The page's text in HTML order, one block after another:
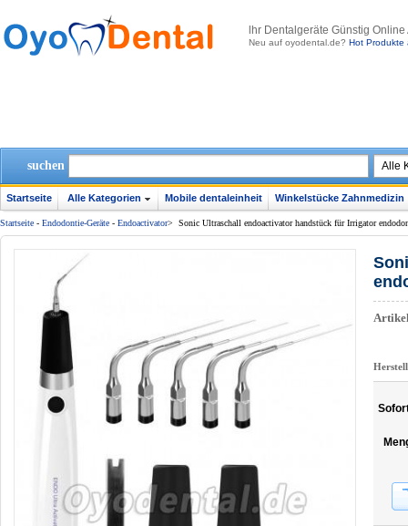
lhr Dentalgeräte Günstig
Neu auf oyodental.de? Hot Produkte
suchen
Startseite Alle Kategorien Mobile dentaleinheit Winkelstücke Zahnmedizin
Startseite - Endodontie-Geräte - Endoactivator> Sonic Ultraschall endoactivator handstück für Irrigator